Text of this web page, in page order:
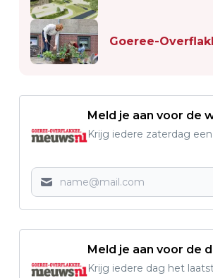
Goeree-
Meld je aan voor de
Krijg iedere zaterdag
Meld je aan voor de
Krijg iedere dag het